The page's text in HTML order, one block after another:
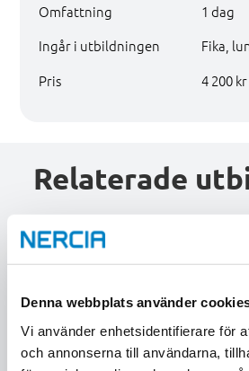
Denna webbplats använder
Vi använder enhetsidentifierare för
och annonserna till användarna,
Omfattning
1 dag
Ingår i utbildningen
Fika,
Pris
4 200
Relaterade